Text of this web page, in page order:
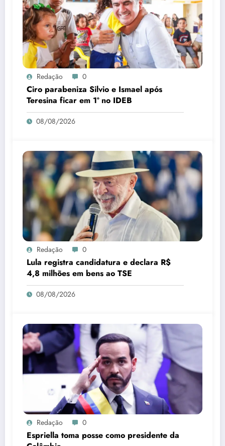
Redação 0
Ciro parabeniza Silvio e Ismael após
Teresina ficar em 1º no IDEB
08/08/2026
Redação 0
Lula registra candidatura e declara R$
4,8 milhões em bens ao TSE
08/08/2026
Redação 0
Espriella toma posse como presidente da